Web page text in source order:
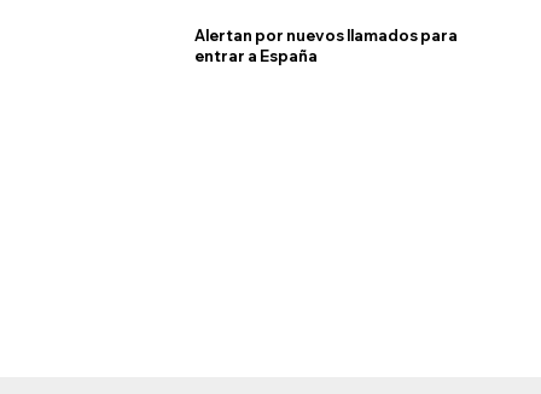
Alertan por nuevos llamados para
entrar a España